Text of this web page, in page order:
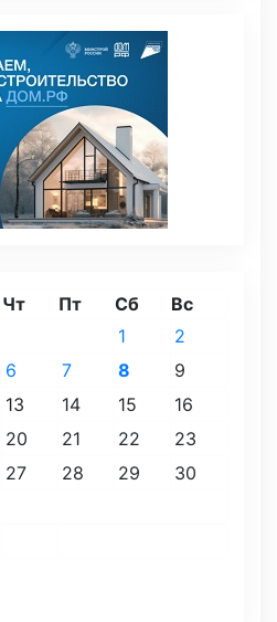
Чт Пт Сб Вс
1
2
6 7 8
9
13 14 15
16
20 21 22
23
27 28 29
30